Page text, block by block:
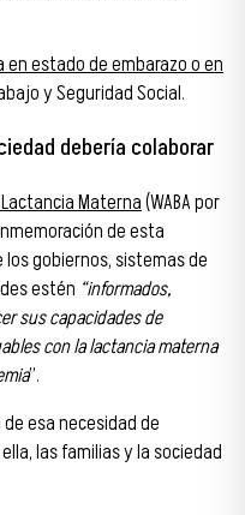
estado de embarazo o en
y Seguridad Social.
debería colaborar
Materna(WABA por
de esta
gobiernos, sistemas de
estén “informados,
sus capacidades de
con la lactancia materna
”.
esa necesidad de
las familias y la sociedad